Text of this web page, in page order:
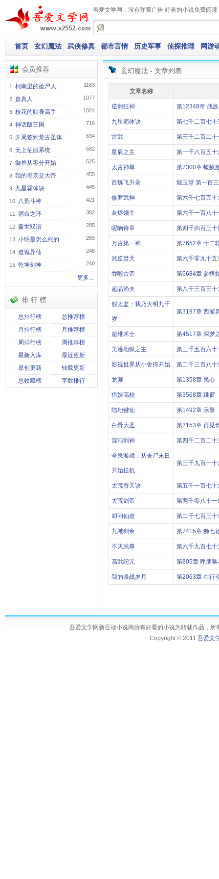
吾爱文学网：没有弹窗广告 好看的小说免费阅读
首页 玄幻魔法 武侠修真 都市言情 历史军事 侦探推理 网游
会员推荐
1163
柯南里的捡尸人
1077
蛊真人
1024
校花的贴身高手
716
神话版三国
634
开局签到荒古圣体
582
无上征服系统
525
御兽从零分开始
455
我的母亲是大帝
445
九星霸体诀
421
八荒斗神
382
宿命之环
285
盖世双谐
265
小明是怎么死的
248
道诡异仙
240
乾坤剑神
更多...
排 行 榜
总排行榜
总推荐榜
月排行榜
月推荐榜
周排行榜
周推荐榜
最新入库
最近更新
原创更新
转载更新
总收藏榜
字数排行
玄幻魔法 - 文章列表
文章名称
逆剑狂神 第12348章 战
九星霸体诀 第七千二百七
雷武 第三千二百二
星辰之主 第一千八百五
太古神尊 第7300章 蝼蚁
百炼飞升录 煅玉堂 第一百
修罗武神 第六千七百五
灰烬领主 第六千一百八
呢喃诗章 第四千四百三
万古第一神 第7652章 十二
武逆焚天 第六千零九十
吞噬古帝 第6684章 参悟
超品渔夫 第八千三百三
假太监：我乃大明九千
岁
第3197章 西游
超维术士 第4517章 深梦
美漫地狱之主 第三千五百六
影视世界从小舍得开始 第二千三百八
龙藏 第1358章 民心
猎妖高校 第3568章 跳窗
陆地键仙 第1492章 示警
白骨大圣 第2153章 再见
混沌剑神 第四千二百二
全民游戏：从丧尸末日
开始挂机
第三千九百一
太荒吞天诀 第五千一百七
大荒剑帝 第两千零八十
叩问仙道 第二千七百三十
九域剑帝 第7415章 狮七
不灭武尊 第六千九百七
高武纪元 第805章 呼朋唤
我的谍战岁月 第2063章 在行
吾爱文学网新吾读小说网所有好看的小说为转载作品，
Copyright © 2011 吾爱文